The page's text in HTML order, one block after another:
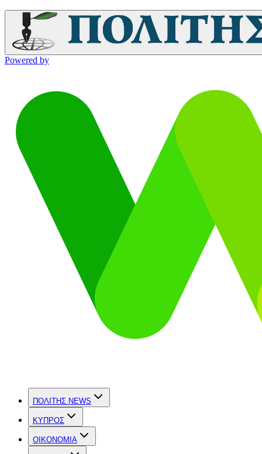
Powered by
ΠΟΛΙΤΗΣ NEWS
ΚΥΠΡΟΣ
OIKONOMIA